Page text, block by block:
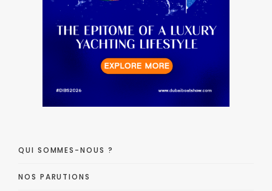
QUI SOMMES-NOUS ?
NOS PARUTIONS